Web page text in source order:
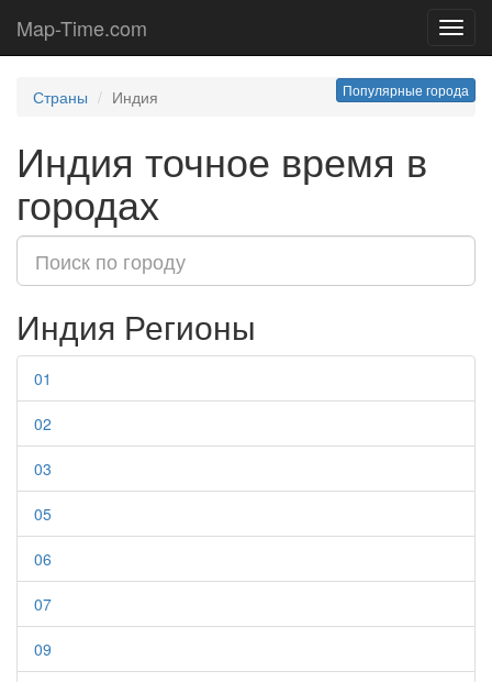
Map-Time.com
Популярные города
Страны Индия
Индия точное время в
городах
Индия Регионы
01
02
03
05
06
07
09